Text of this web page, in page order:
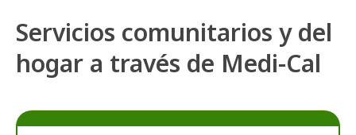
Servicios comunitarios y del
hogar a través de Medi-Cal